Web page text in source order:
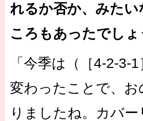
れるか否か、みた
ころもあったでしょ
「今季は（［4-2-3-
変わったことで、
りましたね。カバ